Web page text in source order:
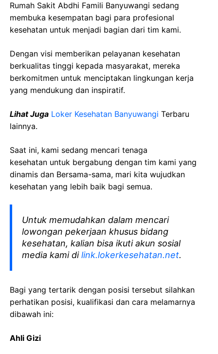
Rumah Sakit Abdhi Famili Banyuwangi sedang
membuka kesempatan bagi para profesional
kesehatan untuk menjadi bagian dari tim kami.
Dengan visi memberikan pelayanan kesehatan
berkualitas tinggi kepada masyarakat, mereka
berkomitmen untuk menciptakan lingkungan kerja
yang mendukung dan inspiratif.
Lihat Juga Loker Kesehatan Banyuwangi Terbaru
lainnya.
Saat ini, kami sedang mencari tenaga
kesehatan untuk bergabung dengan tim kami yang
dinamis dan Bersama-sama, mari kita wujudkan
kesehatan yang lebih baik bagi semua.
Untuk memudahkan dalam mencari
lowongan pekerjaan khusus bidang
kesehatan, kalian bisa ikuti akun sosial
media kami dilink.lokerkesehatan.net.
Bagi yang tertarik dengan posisi tersebut silahkan
perhatikan posisi, kualifikasi dan cara melamarnya
dibawah ini:
Ahli Gizi